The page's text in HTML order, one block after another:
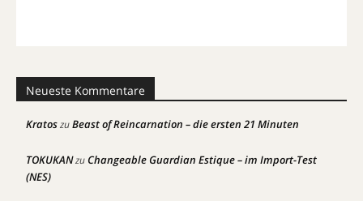
Neueste Kommentare
KratoszuBeast of Reincarnation – die ersten 21 Minuten
TOKUKANzuChangeable Guardian Estique – im Import-Test
(NES)